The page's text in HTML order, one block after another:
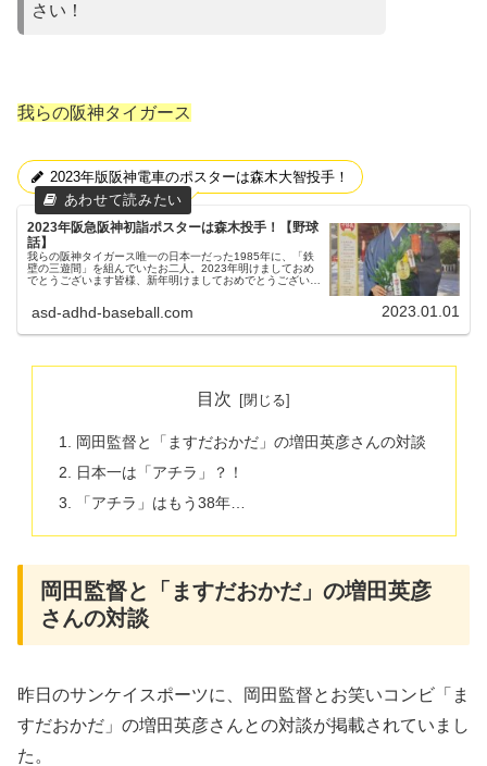
さい！
我らの阪神タイガース
2023年版阪神電車のポスターは森木大智投手！
2023年阪急阪神初詣ポスターは森木投手！【野球
話】
我らの阪神タイガース唯一の日本一だった1985年に、「鉄
壁の三遊間」を組んでいたお二人。2023年明けましておめ
でとうございます皆様、新年明けましておめでとうございま
asd-adhd-baseball.com 2023.01.01
目次
岡田監督と「ますだおかだ」の増田英彦さんの対談
日本一は「アチラ」？！
「アチラ」はもう38年…
岡田監督と「ますだおかだ」の増田英彦
さんの対談
昨日のサンケイスポーツに、岡田監督とお笑いコンビ「ま
すだおかだ」の増田英彦さんとの対談が掲載されていまし
た。